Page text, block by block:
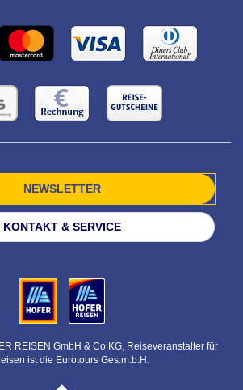
NEWSLETTER
KONTAKT & SERVICE
REISEN GmbH & Co KG, Reiseveranstalter für
ist die Eurotours Ges.m.b.H.